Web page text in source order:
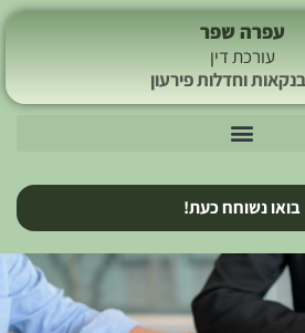
עפרה שפר
עורכת דין
בנקאות וחדלות פירעון
בואו נשוחח כעת!